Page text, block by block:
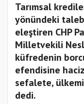
Tarımsal
yönündeki
eleştiren CHP
Milletvekili
küfredenin
efendisine
sefalete,
dedi.